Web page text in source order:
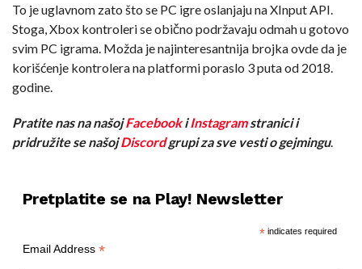
To je uglavnom zato što se PC igre oslanjaju na XInput API.
Stoga, Xbox kontroleri se obično podržavaju odmah u gotovo
svim PC igrama. Možda je najinteresantnija brojka ovde da je
korišćenje kontrolera na platformi poraslo 3 puta od 2018.
godine.
Pratite nas na našojFacebookiInstagramstranici i
pridružite se našojDiscordgrupi za sve vesti o gejmingu.
Pretplatite se na Play! Newsletter
*indicates required
Email Address *